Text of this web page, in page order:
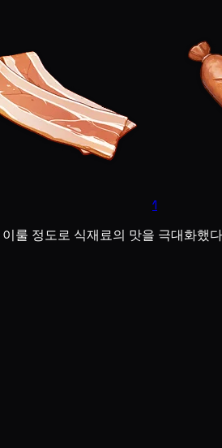
1
룰 정도로 식재료의 맛을 극대화했